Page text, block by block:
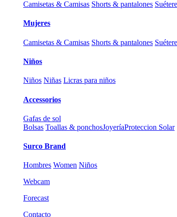
Camisetas & Camisas Shorts & pantalones
Mujeres
Camisetas & Camisas Shorts & pantalones
Niños
Niños Niñas Licras para niños
Accessorios
Gafas de sol
Bolsas Toallas & ponchosJoyeríaProteccion Solar
Surco Brand
Hombres Women Niños
Webcam
Forecast
Contacto